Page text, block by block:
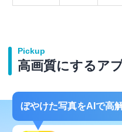
Pickup
高画質にするア
ぼやけた写真をAIで高